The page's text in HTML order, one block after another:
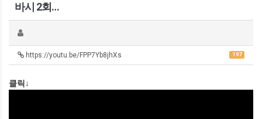
바시 2회…
197
https://youtu.be/FPP7Yb8jhXs
클릭↓